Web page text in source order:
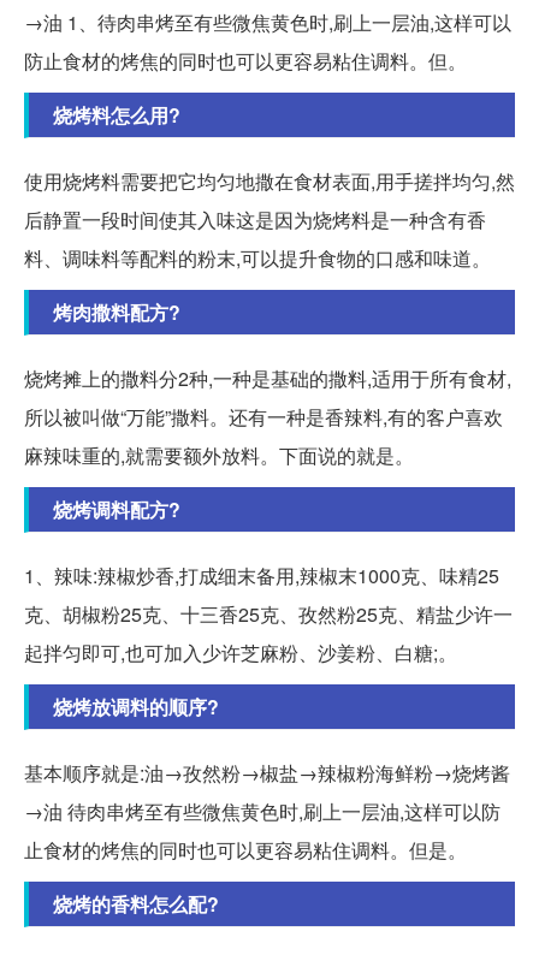
→油 1、待肉串烤至有些微焦黄色时,刷上一层油,这样可以
防止食材的烤焦的同时也可以更容易粘住调料。但。
烧烤料怎么用?
使用烧烤料需要把它均匀地撒在食材表面,用手搓拌均匀,然
后静置一段时间使其入味这是因为烧烤料是一种含有香
料、调味料等配料的粉末,可以提升食物的口感和味道。
烤肉撒料配方?
烧烤摊上的撒料分2种,一种是基础的撒料,适用于所有食材,
所以被叫做“万能”撒料。还有一种是香辣料,有的客户喜欢
麻辣味重的,就需要额外放料。下面说的就是。
烧烤调料配方?
1、辣味:辣椒炒香,打成细末备用,辣椒末1000克、味精25
克、胡椒粉25克、十三香25克、孜然粉25克、精盐少许一
起拌匀即可,也可加入少许芝麻粉、沙姜粉、白糖;。
烧烤放调料的顺序?
基本顺序就是:油→孜然粉→椒盐→辣椒粉海鲜粉→烧烤酱
→油 待肉串烤至有些微焦黄色时,刷上一层油,这样可以防
止食材的烤焦的同时也可以更容易粘住调料。但是。
烧烤的香料怎么配?